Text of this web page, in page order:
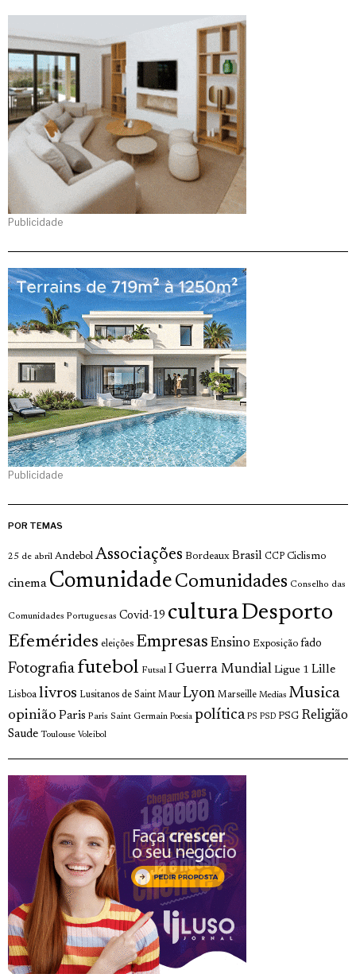
Publicidade
Publicidade
POR TEMAS
25 de abril Andebol Associações Bordeaux Brasil CCP Ciclismo
cinema Comunidade Comunidades Conselho das
Comunidades Portuguesas Covid-19 culturaDesporto
Efemérides eleições Empresas Ensino Exposição fado
Fotografia futebol Futsal I Guerra Mundial Ligue 1 Lille
Lisboa livros Lusitanos de Saint Maur Lyon Marseille Medias Musica
opinião Paris Paris Saint Germain Poesia política PS PSD PSG Religião
Saude Toulouse Voleibol